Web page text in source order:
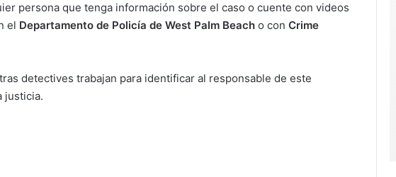
persona que tenga información sobre el caso o cuente con videos
el Departamento de Policía de West Palm Beach o con Crime
detectives trabajan para identificar al responsable de este
justicia.